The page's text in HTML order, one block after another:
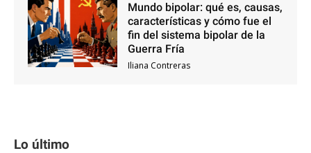
Mundo bipolar: qué es, causas,
características y cómo fue el
fin del sistema bipolar de la
Guerra Fría
Iliana Contreras
Lo último